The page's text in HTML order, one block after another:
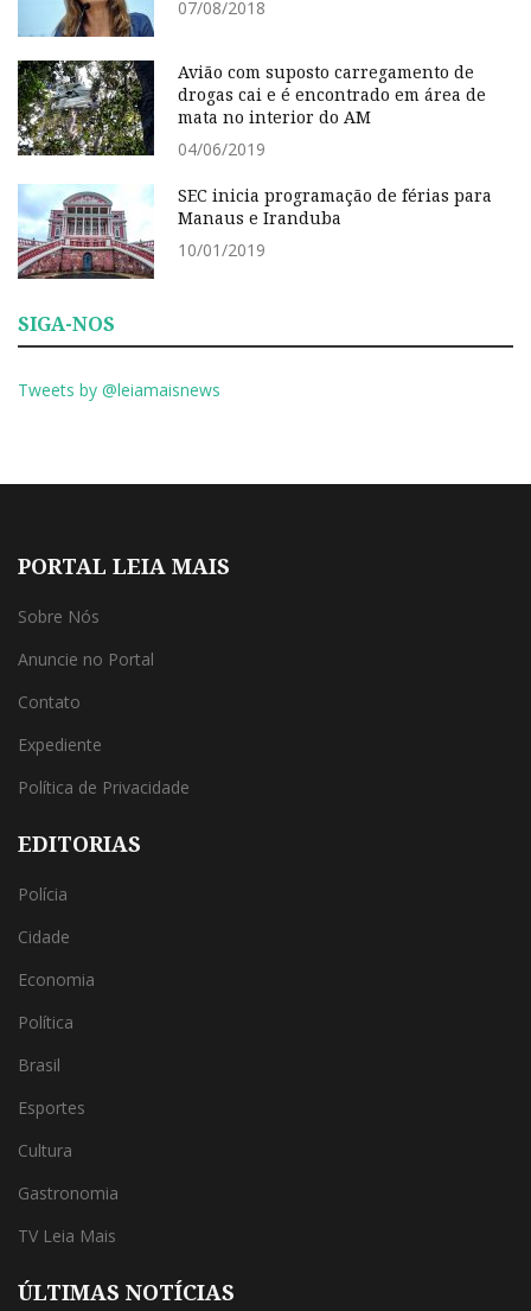
07/08/2018
Avião com suposto carregamento de
drogas cai e é encontrado em área de
mata no interior do AM
04/06/2019
SEC inicia programação de férias para
Manaus e Iranduba
10/01/2019
SIGA-NOS
Tweets by @leiamaisnews
PORTAL LEIA MAIS
Sobre Nós
Anuncie no Portal
Contato
Expediente
Política de Privacidade
EDITORIAS
Polícia
Cidade
Economia
Política
Brasil
Esportes
Cultura
Gastronomia
TV Leia Mais
ÚLTIMAS NOTÍCIAS